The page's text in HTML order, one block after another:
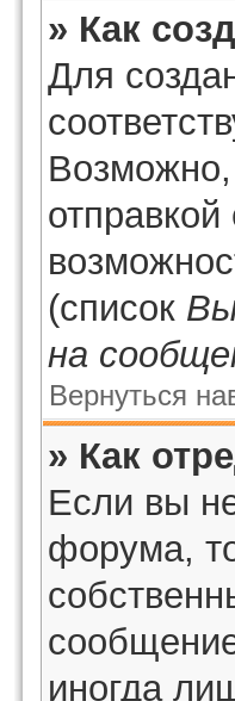
» Как
Для
Возможно,
(список
на
Вернуться
» Как
Если вы
форума,
иногда